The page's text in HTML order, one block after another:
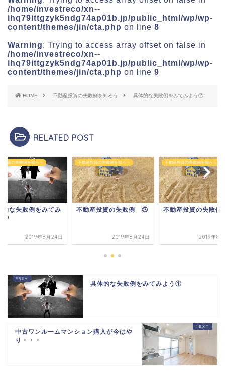
/home/investreco/xn--
ihq79ittgzyk5ndg74ap01b.jp/public_html/wp/wp-
content/themes/jin/cta.php on line 8
Warning: Trying to access array offset on false in
/home/investreco/xn--
ihq79ittgzyk5ndg74ap01b.jp/public_html/wp/wp-
content/themes/jin/cta.php on line 9
HOME 不動産投資の失敗例を知ろう 具体的な失敗例をみてみよう②
RELATED POST
投資の失敗例を知ろう
的な失敗例をみてみ
①
2019年8月24日
不動産投資の失敗例を知ろう
不動産投資の失敗例 ③
2019年8月24日
不動産投資の失敗例を知ろう
不動産投資の失敗
2019年8
具体的な失敗例をみてみよう①
中古ワンルームマンション購入が今はや
り・・・